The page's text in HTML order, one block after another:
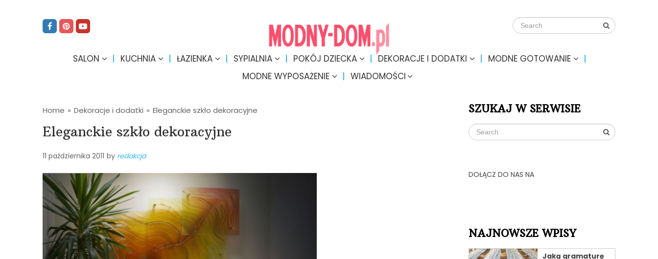
SALON KUCHNIA ŁAZIENKA SYPIALNIA POKÓJ DZIECKA DEKORACJE I DODATKI
MODNE GOTOWANIE
MODNE WYPOSAŻENIE
WIADOMOŚCI
Home » Dekoracje i dodatki » Eleganckie szkło dekoracyjne
Eleganckie szkło dekoracyjne
11 października 2011 by redakcja
SZUKAJ W SERWISIE
DOŁĄCZ DO NAS NA
NAJNOWSZE WPISY
Jaką gramaturę